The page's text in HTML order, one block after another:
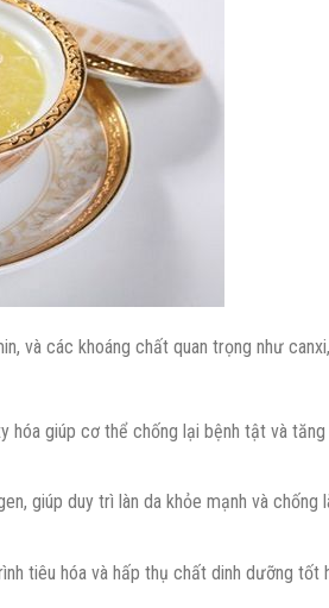
và các khoáng chất quan trọng như
hóa giúp cơ thể chống lại bệnh tật và tăng
giúp duy trì làn da khỏe mạnh và chống
tiêu hóa và hấp thụ chất dinh dưỡng tốt